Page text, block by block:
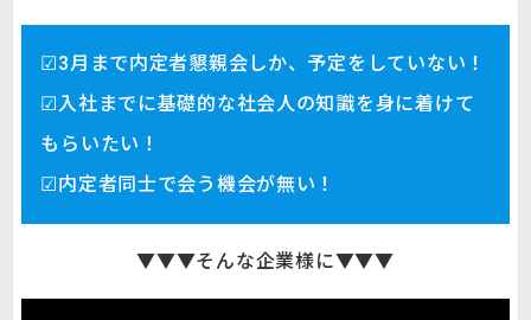
☑3月まで内定者懇親会しか、予定をしていない！
☑入社までに基礎的な社会人の知識を身に着けて
もらいたい！
☑内定者同士で会う機会が無い！
▼▼▼そんな企業様に▼▼▼